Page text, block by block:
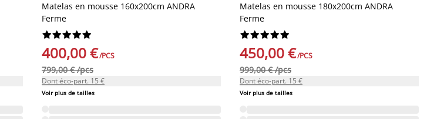
Matelas en mousse 160x200cm ANDRA
Ferme






400,00 €/PCS
799,00 € /pcs
Dont éco-part. 15 €
Voir plus de tailles
Matelas en mousse 180x200cm ANDRA
Ferme






450,00 €/PCS
999,00 € /pcs
Dont éco-part. 15 €
Voir plus de tailles